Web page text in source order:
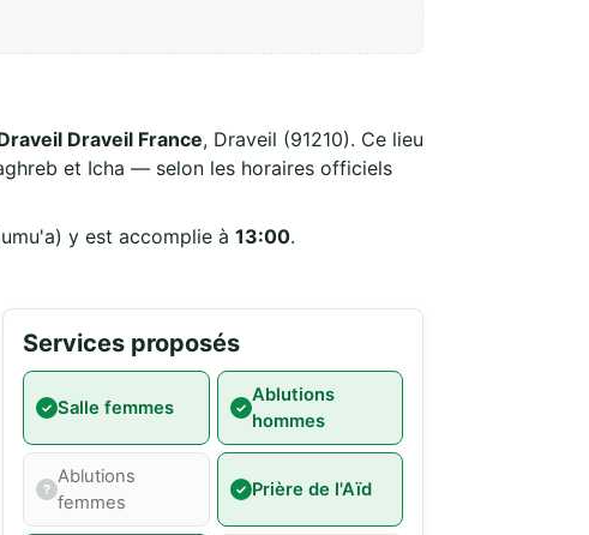
Draveil France, Draveil (91210). Ce lieu
et Icha — selon les horaires officiels
y est accomplie à 13:00.
Services proposés
Salle femmes
Ablutions
hommes
Ablutions
femmes
Prière de l'Aïd